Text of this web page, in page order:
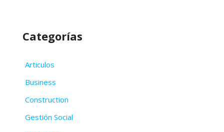
Categorías
Articulos
Business
Construction
Gestión Social